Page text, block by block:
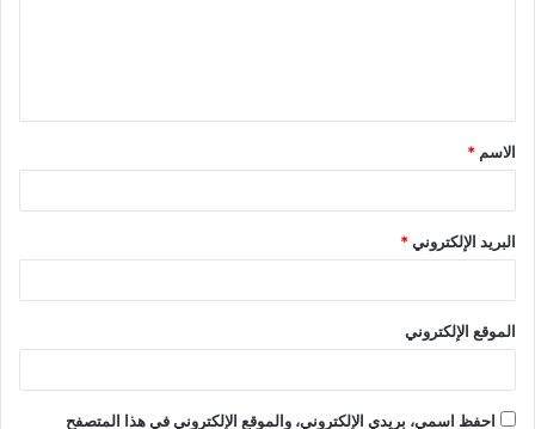
ق
*
الاسم *
البريد الإلكتروني*
الموقع الإلكتروني
احفظ اسمي، بريدي الإلكتروني، والموقع الإلكتروني في هذا المتصفح